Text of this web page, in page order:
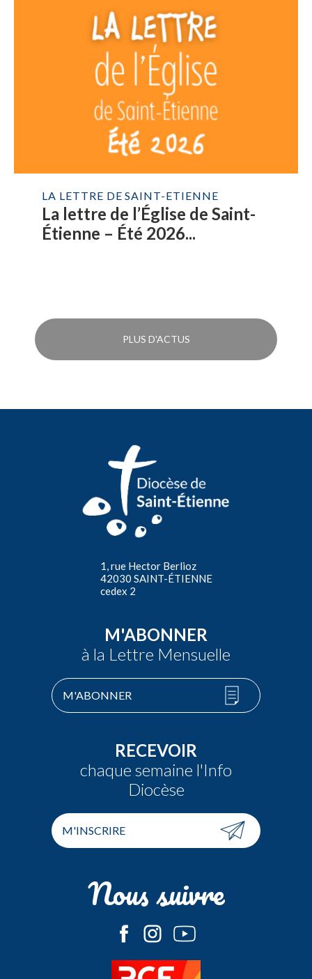
LA LETTRE DE SAINT-ETIENNE
La lettre de l’Église de Saint-
Étienne – Été 2026...
PLUS D'ACTUS
1, rue Hector Berlioz
42030 SAINT-ÉTIENNE
cedex 2
M'ABONNER
à la Lettre Mensuelle
M'ABONNER
RECEVOIR
chaque semaine l'Info
Diocèse
M'INSCRIRE
Nous suivre